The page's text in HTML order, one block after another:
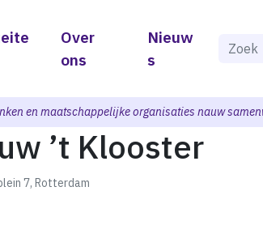
Over
ons
Nieuw
s
Als
en maatschappelijke organisaties nauw
’t Klooster
7, Rotterdam